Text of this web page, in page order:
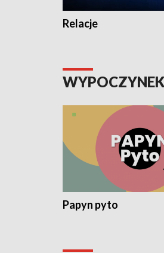
Relacje
Papyn pyto